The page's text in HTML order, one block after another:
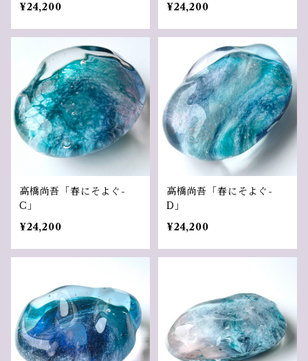
¥24,200
¥24,200
高橋尚吾「春にそよぐ-
C」
¥24,200
高橋尚吾「春にそよぐ-
D」
¥24,200